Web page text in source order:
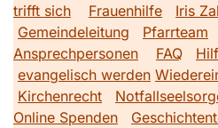
trifft sich
Frauenhilfe Iris
Gemeindeleitung
Pfarrteam
Ansprechpersonen
FAQ
evangelisch werden
Kirchenrecht
Online Spenden